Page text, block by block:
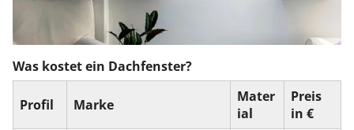
Was kostet ein Dachfenster?
Profil Marke
Mater
ial
Preis
in €